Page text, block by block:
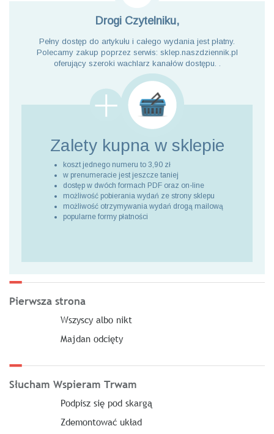
Drogi Czytelniku,
Pełny dostęp do artykułu i całego wydania jest płatny.
Polecamy zakup poprzez serwis: sklep.naszdziennik.pl
oferujący szeroki wachlarz kanałów dostępu. .
Zalety kupna w sklepie
koszt jednego numeru to 3,90 zł
w prenumeracie jest jeszcze taniej
dostęp w dwóch formach PDF oraz on-line
możliwość pobierania wydań ze strony sklepu
możliwość otrzymywania wydań drogą mailową
popularne formy płatności
Pierwsza strona
Wszyscy albo nikt
Majdan odcięty
Słucham Wspieram Trwam
Podpisz się pod skargą
Zdemontować układ